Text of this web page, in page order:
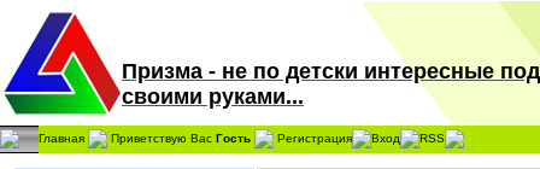
Призма - не по детски интересные
своими руками...
Главная Приветствую Вас Гость Регистрация Вход RSS